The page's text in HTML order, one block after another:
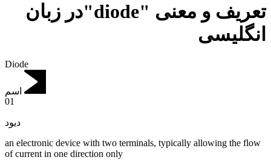
تعریف و معنی "diode"در زبان
انگلیسی
Diode
اسم
01
دیود
an electronic device with two terminals, typically allowing the flow
of current in one direction only